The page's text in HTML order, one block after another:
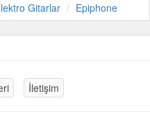
Gitarlar Epiphone
İletişim